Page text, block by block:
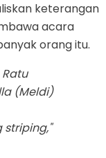
keterangan
acara
orang itu.
(Meldi)
striping,"